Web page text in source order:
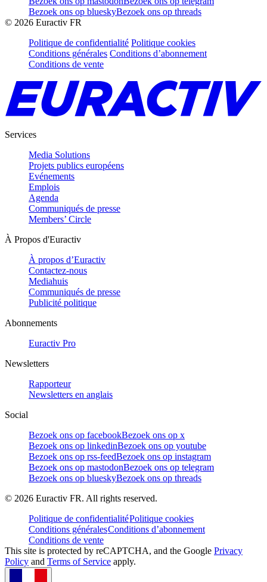
Bezoek ons op blueskyBezoek ons op threads
© 2026 Euractiv FR
Politique de confidentialité Politique cookies
Conditions générales Conditions d’abonnement
Conditions de vente
Services
Media Solutions
Projets publics européens
Evénements
Emplois
Agenda
Communiqués de presse
Members’ Circle
À Propos d'Euractiv
À propos d’Euractiv
Contactez-nous
Mediahuis
Communiqués de presse
Publicité politique
Abonnements
Euractiv Pro
Newsletters
Rapporteur
Newsletters en anglais
Social
Bezoek ons op facebookBezoek ons op x
Bezoek ons op linkedinBezoek ons op youtube
Bezoek ons op rss-feedBezoek ons op instagram
Bezoek ons op mastodonBezoek ons op telegram
Bezoek ons op blueskyBezoek ons op threads
© 2026 Euractiv FR. All rights reserved.
Politique de confidentialitéPolitique cookies
Conditions généralesConditions d’abonnement
Conditions de vente
This site is protected by reCAPTCHA, and the Google Privacy
Policy and Terms of Service apply.